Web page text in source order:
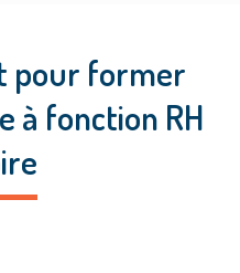
pour former
à fonction RH